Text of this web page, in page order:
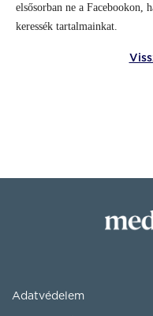
elsősorban ne a Facebookon,
keressék tartalmainkat.
Adatvédelem